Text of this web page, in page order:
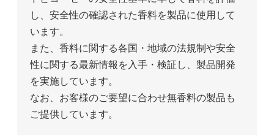
し、安全性の確認された香料を製品に使用して
います。
また、香料に関する各国・地域の法規制や安全
性に関する最新情報を入手・検証し、製品開発
を実施しています。
なお、お客様のご要望に合わせ無香料の製品も
ご提供しています。